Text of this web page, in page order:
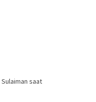
saat